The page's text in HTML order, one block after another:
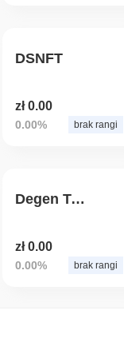
DSNFT
zł 0.00
0.00% brak rangi
Degen Trash Panda Token
zł 0.00
0.00% brak rangi